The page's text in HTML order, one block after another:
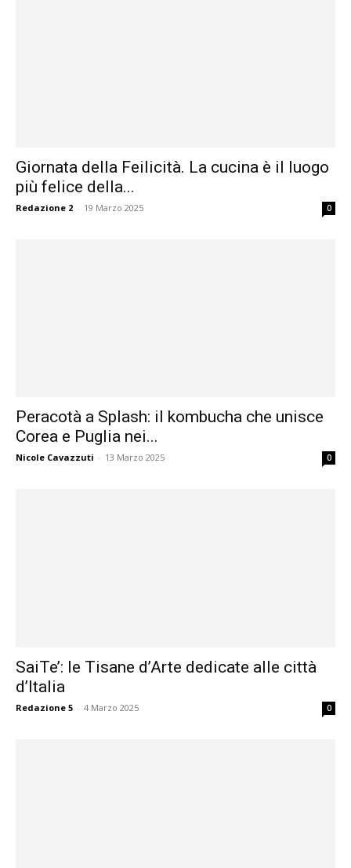
Giornata della Feilicità. La cucina è il luogo
più felice della...
Redazione 2 - 19 Marzo 2025 0
Peracotà a Splash: il kombucha che unisce
Corea e Puglia nei...
Nicole Cavazzuti - 13 Marzo 2025 0
SaiTe’: le Tisane d’Arte dedicate alle città
d’Italia
Redazione 5 - 4 Marzo 2025 0